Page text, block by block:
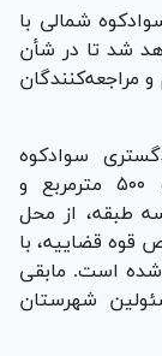
شمالی با
شد تا در شأن
مراجعه‌کنندگان
سوادکوه
شمالی در زمینی به مساحت دو هزار و ۵۰۰ مترمربع و
طبقه، از محل
قضاییه، با
شده است. مابقی
شهرستان